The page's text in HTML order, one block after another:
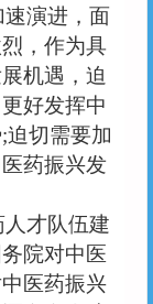
演进，面
，作为具
机遇，迫
好发挥中
;迫切需要加
药振兴发
才队伍建
院对中医
医药振兴